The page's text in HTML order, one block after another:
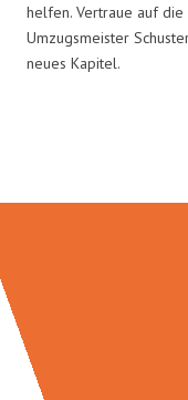
helfen. Vertraue auf
Umzugsmeister
neues Kapitel.